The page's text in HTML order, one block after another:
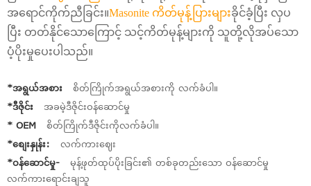
အရောင်ကိုက်ညီခြင်း။Masonite ကိတ်မုန့်ပြားများခိုင်ခံ့ပြီး လှပ
ပြီး တတ်နိုင်သောကြောင့် သင့်ကိတ်မုန့်များကို သူတို့လိုအပ်သော
ပံ့ပိုးမှုပေးပါသည်။
*အရွယ်အစား
စိတ်ကြိုက်အရွယ်အစားကို လက်ခံပါ။
*ဒီဇိုင်း
အခမဲ့ဒီဇိုင်းဝန်ဆောင်မှု
* OEM
စိတ်ကြိုက်ဒီဇိုင်းကိုလက်ခံပါ။
*စျေးနှုန်း:
လက်ကားဈေး
*ဝန်ဆောင်မှု-
မုန့်ဖုတ်ထုပ်ပိုးခြင်း၏ တစ်ခုတည်းသော ဝန်ဆောင်မှု
လက်ကားရောင်းချသူ